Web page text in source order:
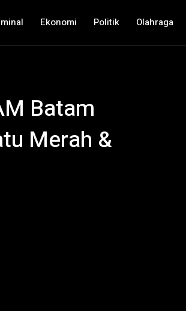
Ekonomi Politik Olahraga
Batam
Merah &